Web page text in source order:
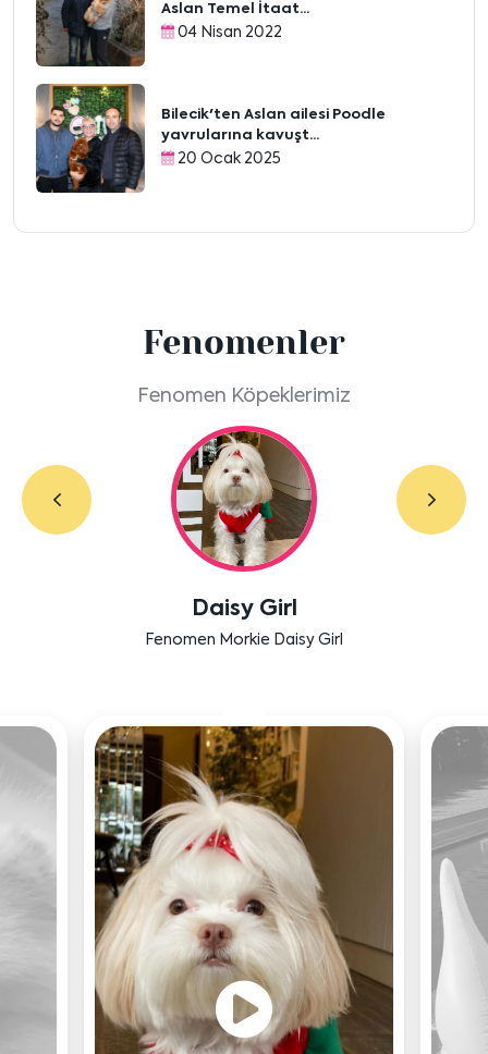
Aslan Temel İtaat...
04 Nisan 2022
Bilecik'ten Aslan ailesi Poodle
yavrularına kavuşt...
20 Ocak 2025
Fenomenler
Fenomen Köpeklerimiz
Daisy Girl
Fenomen Morkie Daisy Girl